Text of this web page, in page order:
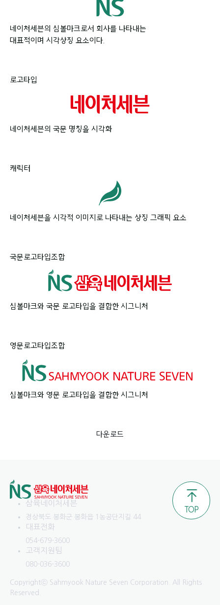
네이처세븐의 심볼마크로서 회사를 나타내는
대표적이며 시각상징 요소이다.
로고타입
네이처세븐의 국문 명칭을 시각화
캐릭터
네이처세븐을 시각적 이미지로 나타내는 상징 그래픽 요소
국문로고타입조합
심볼마크와 국문 로고타입을 결합한 시그니처
영문로고타입조합
심볼마크와 영문 로고타입을 결합한 시그니처
다운로드
삼육네이처세븐
경상북도 봉화군 봉화읍 1농공단지길 44
대표전화
054-679-3600
고객지원팀
080-036-3600
Copyrightⓒ Sahmyook Nature Seven Corporation. All Rights
Reserved.
TOP